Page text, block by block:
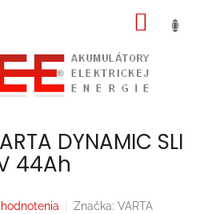
DYNAMIC SLI
44Ah
Značka: VARTA